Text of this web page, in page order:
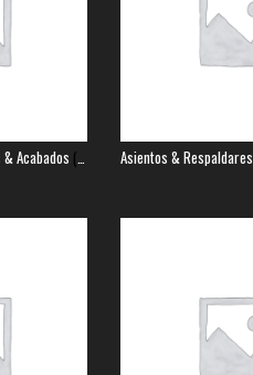
Acabados (91) Asientos & Respaldares